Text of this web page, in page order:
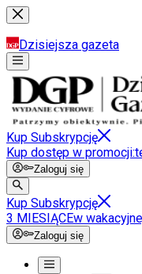
Dzisiejsza gazeta
Kup Subskrypcję
Kup dostęp w promocji:
Zaloguj się
Kup Subskrypcję
3 MIESIĄCEw
Zaloguj się